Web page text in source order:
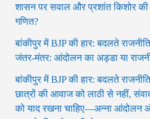
शासन पर सवाल और प्रशांत किशोर की
गणित?
बांकीपुर में BJP की हार: बदलते
जंतर-मंतर: आंदोलन का अड्डा या
बांकीपुर में BJP की हार: बदलते
छात्रों की आवाज को लाठी से नहीं,
को याद रखना चाहिए—अन्ना आंदोलन